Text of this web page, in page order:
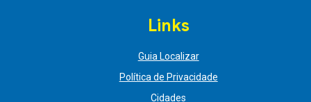
Links
Guia Localizar
Política de Privacidade
Cidades